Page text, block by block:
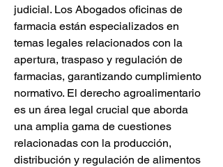
judicial. Los Abogados oficinas de
farmacia están especializados en
temas legales relacionados con la
apertura, traspaso y regulación de
farmacias, garantizando cumplimiento
normativo. El derecho agroalimentario
es un área legal crucial que aborda
una amplia gama de cuestiones
relacionadas con la producción,
distribución y regulación de alimentos